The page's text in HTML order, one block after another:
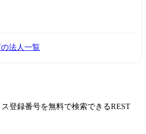
法人一覧
登録番号を無料で検索できるREST